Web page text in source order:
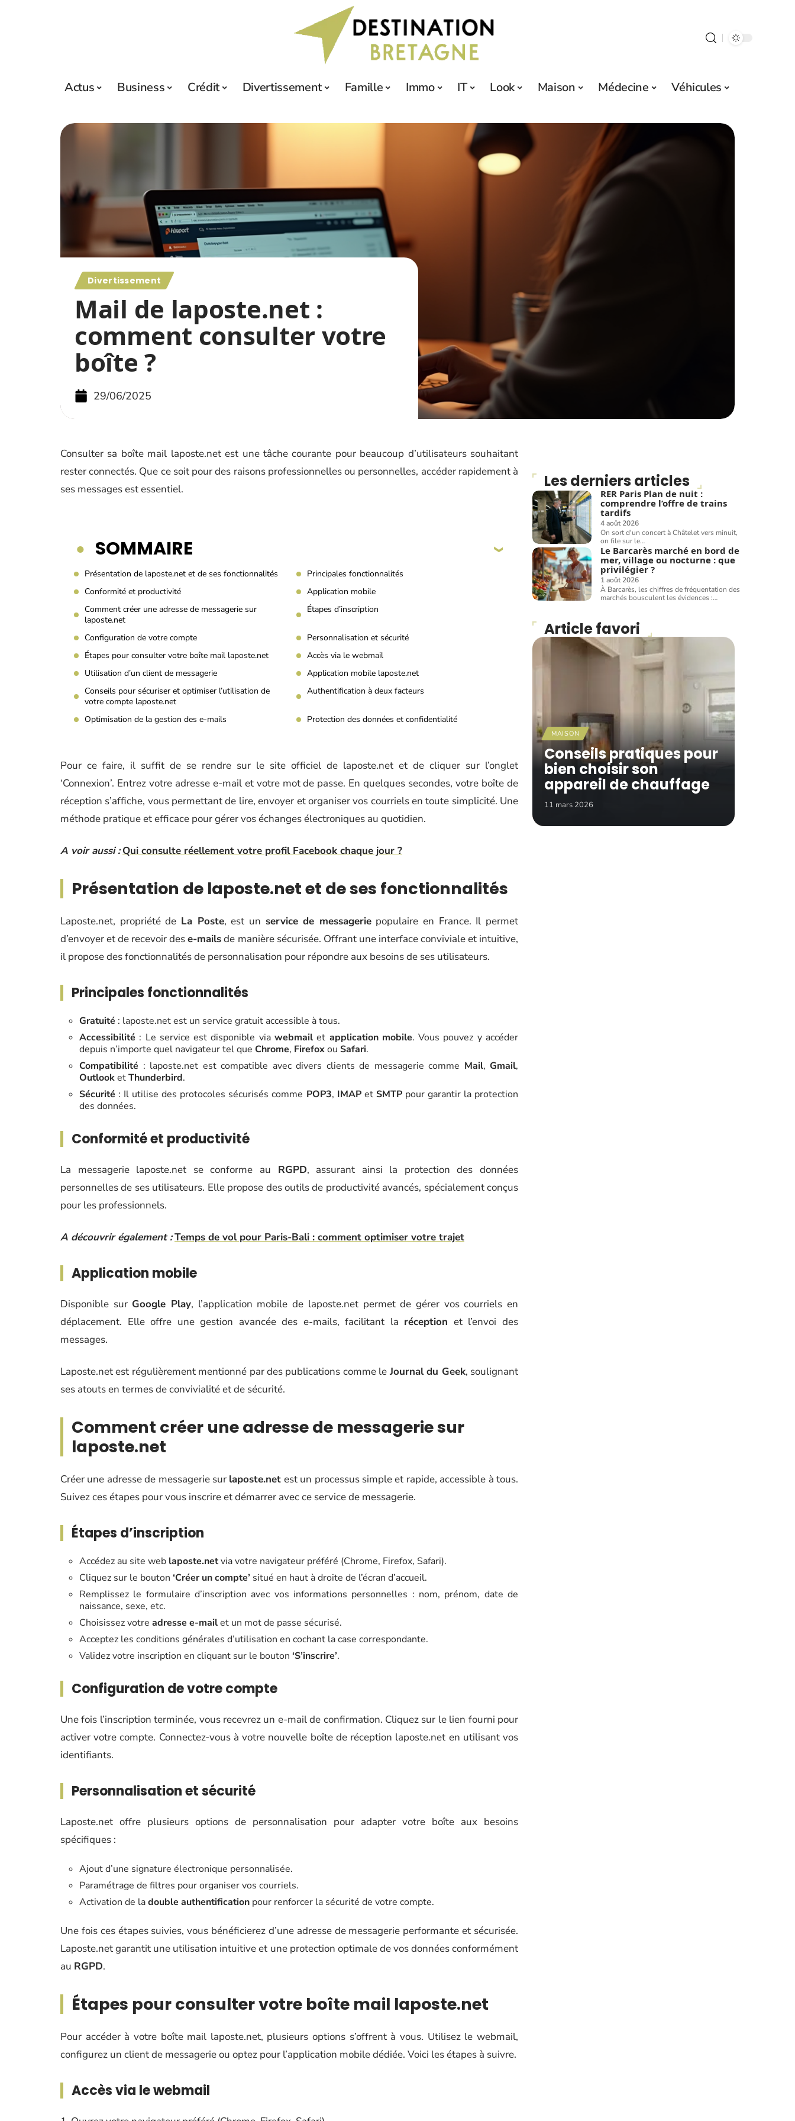
Actus Business Crédit Divertissement Famille Immo IT Look Maison Médecine Véhicules
Divertissement
Mail de laposte.net :
comment consulter votre
boîte ?
29/06/2025
Consulter sa boîte mail laposte.net est une tâche courante pour beaucoup d’utilisateurs souhaitant
rester connectés. Que ce soit pour des raisons professionnelles ou personnelles, accéder rapidement à
ses messages est essentiel.
SOMMAIRE
Présentation de laposte.net et de ses fonctionnalités
Principales fonctionnalités
Conformité et productivité
Application mobile
Comment créer une adresse de messagerie sur
laposte.net
Étapes d’inscription
Configuration de votre compte
Personnalisation et sécurité
Étapes pour consulter votre boîte mail laposte.net
Accès via le webmail
Utilisation d’un client de messagerie
Application mobile laposte.net
Conseils pour sécuriser et optimiser l’utilisation de
votre compte laposte.net
Authentification à deux facteurs
Optimisation de la gestion des e-mails Protection des données et confidentialité
Pour ce faire, il suffit de se rendre sur le site officiel de laposte.net et de cliquer sur l’onglet
‘Connexion’. Entrez votre adresse e-mail et votre mot de passe. En quelques secondes, votre boîte de
réception s’affiche, vous permettant de lire, envoyer et organiser vos courriels en toute simplicité. Une
méthode pratique et efficace pour gérer vos échanges électroniques au quotidien.
A voir aussi : Qui consulte réellement votre profil Facebook chaque jour ?
Présentation de laposte.net et de ses fonctionnalités
Laposte.net, propriété de La Poste, est un service de messageriepopulaire en France. Il permet
d’envoyer et de recevoir dese-mailsde manière sécurisée. Offrant une interface conviviale et intuitive,
il propose des fonctionnalités de personnalisation pour répondre aux besoins de ses utilisateurs.
Principales fonctionnalités
Gratuité : laposte.net est un service gratuit accessible à tous.
Accessibilité : Le service est disponible via webmail et application mobile. Vous pouvez y accéder
depuis n’importe quel navigateur tel que Chrome, Firefoxou Safari.
Compatibilité : laposte.net est compatible avec divers clients de messagerie comme Mail, Gmail,
OutlooketThunderbird.
Sécurité : Il utilise des protocoles sécurisés comme POP3, IMAPet SMTPpour garantir la protection
des données.
Conformité et productivité
La messagerie laposte.net se conforme au RGPD, assurant ainsi la protection des données
personnelles de ses utilisateurs. Elle propose des outils de productivité avancés, spécialement conçus
pour les professionnels.
A découvrir également :Temps de vol pour Paris-Bali : comment optimiser votre trajet
Application mobile
Disponible sur Google Play, l’application mobile de laposte.net permet de gérer vos courriels en
déplacement. Elle offre une gestion avancée des e-mails, facilitant la réception et l’envoi des
messages.
Laposte.net est régulièrement mentionné par des publications comme le Journal du Geek, soulignant
ses atouts en termes de convivialité et de sécurité.
Comment créer une adresse de messagerie sur
laposte.net
Créer une adresse de messagerie sur laposte.net est un processus simple et rapide, accessible à tous.
Suivez ces étapes pour vous inscrire et démarrer avec ce service de messagerie.
Étapes d’inscription
Accédez au site web laposte.netvia votre navigateur préféré (Chrome, Firefox, Safari).
Cliquez sur le bouton ‘Créer un compte’ situé en haut à droite de l’écran d’accueil.
Remplissez le formulaire d’inscription avec vos informations personnelles : nom, prénom, date de
naissance, sexe, etc.
Choisissez votre adresse e-mailet un mot de passe sécurisé.
Acceptez les conditions générales d’utilisation en cochant la case correspondante.
Validez votre inscription en cliquant sur le bouton ‘S’inscrire’.
Configuration de votre compte
Une fois l’inscription terminée, vous recevrez un e-mail de confirmation. Cliquez sur le lien fourni pour
activer votre compte. Connectez-vous à votre nouvelle boîte de réception laposte.net en utilisant vos
identifiants.
Personnalisation et sécurité
Laposte.net offre plusieurs options de personnalisation pour adapter votre boîte aux besoins
spécifiques :
Ajout d’une signature électronique personnalisée.
Paramétrage de filtres pour organiser vos courriels.
Activation de ladouble authentification pour renforcer la sécurité de votre compte.
Une fois ces étapes suivies, vous bénéficierez d’une adresse de messagerie performante et sécurisée.
Laposte.net garantit une utilisation intuitive et une protection optimale de vos données conformément
au RGPD.
Étapes pour consulter votre boîte mail laposte.net
Pour accéder à votre boîte mail laposte.net, plusieurs options s’offrent à vous. Utilisez le webmail,
configurez un client de messagerie ou optez pour l’application mobile dédiée. Voici les étapes à suivre.
Accès via le webmail
Les derniers articles
RER Paris Plan de nuit :
comprendre l’offre de trains
tardifs
4 août 2026
On sort d'un concert à Châtelet vers minuit,
on file sur le…
Le Barcarès marché en bord de
mer, village ou nocturne : que
privilégier ?
1 août 2026
À Barcarès, les chiffres de fréquentation des
marchés bousculent les évidences :…
Article favori
MAISON
Conseils pratiques pour
bien choisir son
appareil de chauffage
11 mars 2026